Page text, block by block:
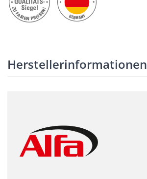
Herstellerinformationen